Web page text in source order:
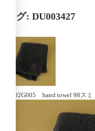
タグ: DU003427
V002G005 hand towel 98スミ